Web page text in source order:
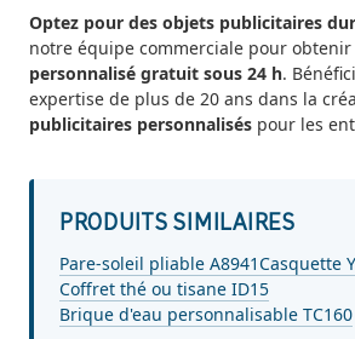
Optez pour des objets publicitaires
notre équipe commerciale pour obtenir
personnalisé gratuit sous 24 h.
expertise de plus de 20 ans dans la
publicitaires personnalisés pour les
PRODUITS SIMILAIRES
Pare-soleil pliable A8941Casquette
Coffret thé ou tisane ID15
Brique d'eau personnalisable TC160